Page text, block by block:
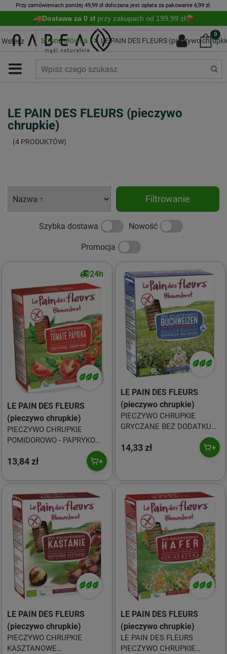
Przy zamówieniach poniżej 49,99 zł doliczana jest opłata za pakowanie 6,99 zł.
Dostawa za 0 zł przy zakupach od 199,99 zł
0
Wstecz Strona główna LE PAIN DES FLEURS (pieczywo
LE PAIN DES FLEURS (pieczywo
chrupkie)
(4 PRODUKTÓW)
Filtrowanie
Szybka dostawa Nowość
Promocja
24h
LE PAIN DES FLEURS
(pieczywo chrupkie)
PIECZYWO CHRUPKIE
POMIDOROWO - PAPRYKOWE
BEZGLUTENOWE BIO 150 g -
LE PAIN DES FLEURS
13,84 zł
LE PAIN DES FLEURS
(pieczywo chrupkie)
PIECZYWO CHRUPKIE
GRYCZANE BEZ DODATKU
BEZGLUTENOWE BIO 150 g -
14,33 zł
LE PAIN DES FLEURS
(pieczywo chrupkie)
PIECZYWO CHRUPKIE
KASZTANOWE
LE PAIN DES FLEURS
(pieczywo chrupkie)
LE PAIN DES FLEURS
PIECZYWO CHRUPKIE